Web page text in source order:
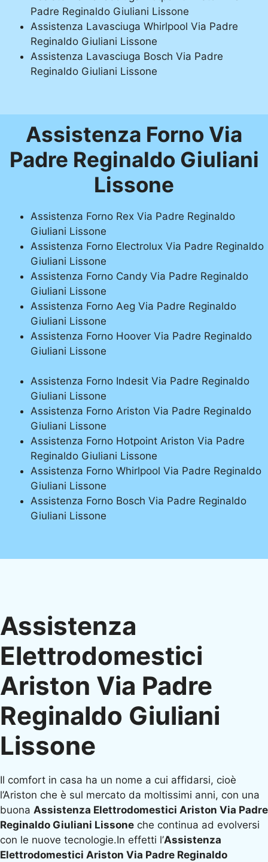
Padre Reginaldo Giuliani Lissone
Assistenza Lavasciuga Whirlpool Via Padre
Reginaldo Giuliani Lissone
Assistenza Lavasciuga Bosch Via Padre
Reginaldo Giuliani Lissone
Assistenza Forno Via
Padre Reginaldo Giuliani
Lissone
Assistenza Forno Rex Via Padre Reginaldo
Giuliani Lissone
Assistenza Forno Electrolux Via Padre Reginaldo
Giuliani Lissone
Assistenza Forno Candy Via Padre Reginaldo
Giuliani Lissone
Assistenza Forno Aeg Via Padre Reginaldo
Giuliani Lissone
Assistenza Forno Hoover Via Padre Reginaldo
Giuliani Lissone
Assistenza Forno Indesit Via Padre Reginaldo
Giuliani Lissone
Assistenza Forno Ariston Via Padre Reginaldo
Giuliani Lissone
Assistenza Forno Hotpoint Ariston Via Padre
Reginaldo Giuliani Lissone
Assistenza Forno Whirlpool Via Padre Reginaldo
Giuliani Lissone
Assistenza Forno Bosch Via Padre Reginaldo
Giuliani Lissone
Assistenza
Elettrodomestici
Ariston Via Padre
Reginaldo Giuliani
Lissone
Il comfort in casa ha un nome a cui affidarsi, cioè
l’Ariston che è sul mercato da moltissimi anni, con una
buona Assistenza Elettrodomestici Ariston Via Padre
Reginaldo Giuliani Lissone che continua ad evolversi
con le nuove tecnologie.In effetti l’Assistenza
Elettrodomestici Ariston Via Padre Reginaldo